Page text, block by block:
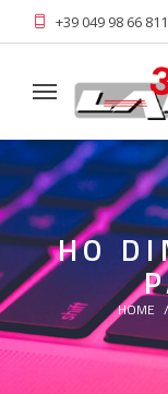
+39 049 98 66 811
HO
HOME